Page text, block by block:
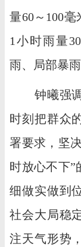
量60～100
1小时雨量
雨、局部暴
钟曦强调
时刻把群众
署要求，坚
时放心不下”
细做实做到
社会大局稳
注天气形势